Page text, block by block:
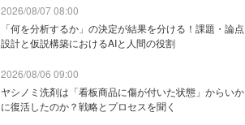
2026/08/07 08:00
「何を分析するか」の決定が結果を分ける！課題・論点
設計と仮説構築におけるAIと人間の役割
2026/08/06 09:00
ヤシノミ洗剤は「看板商品に傷が付いた状態」からいか
に復活したのか？戦略とプロセスを聞く